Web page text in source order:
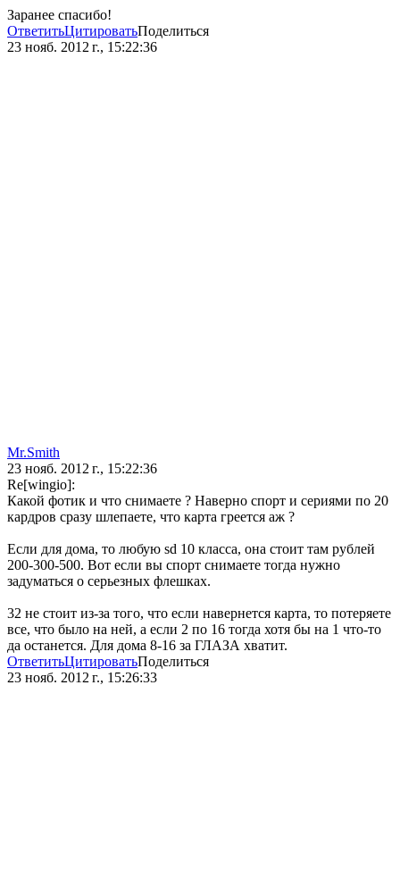
Заранее спасибо!
ОтветитьЦитироватьПоделиться
23 нояб. 2012 г., 15:22:36
Mr.Smith
23 нояб. 2012 г., 15:22:36
Re[wingio]:
Какой фотик и что снимаете ? Наверно спорт и сериями по 20
кардров сразу шлепаете, что карта греется аж ?
Если для дома, то любую sd 10 класса, она стоит там рублей
200-300-500. Вот если вы спорт снимаете тогда нужно
задуматься о серьезных флешках.
32 не стоит из-за того, что если навернется карта, то потеряете
все, что было на ней, а если 2 по 16 тогда хотя бы на 1 что-то
да останется. Для дома 8-16 за ГЛАЗА хватит.
ОтветитьЦитироватьПоделиться
23 нояб. 2012 г., 15:26:33